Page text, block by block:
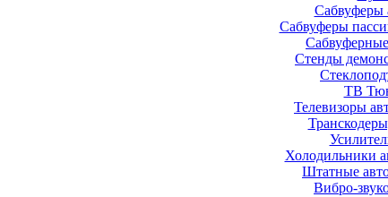
Сабвуферы
Сабвуферы
Стенды
ТВ
Телевизоры
Холодильники
Штатные
Вибро-